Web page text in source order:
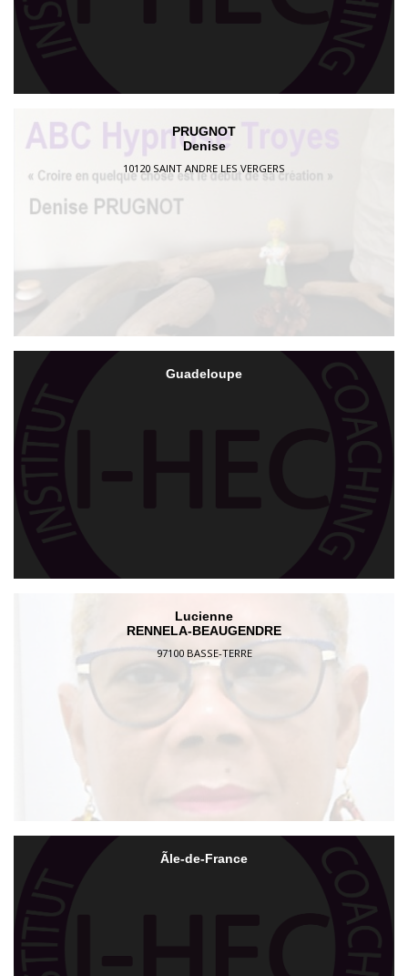
PRUGNOT
Denise
10120 SAINT ANDRE LES VERGERS
Guadeloupe
Lucienne
RENNELA-BEAUGENDRE
97100 BASSE-TERRE
Ãle-de-France